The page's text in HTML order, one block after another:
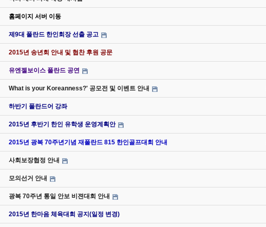
홈페이지 서버 이동
제9대 폴란드 한인회장 선출 공고
2015년 송년회 안내 및 협찬 후원 공문
유엔젤보이스 폴란드 공연
What is your Koreanness?' 공모전 및 이벤트 안내
하반기 폴란드어 강좌
2015년 후반기 한인 유학생 운영계획안
2015년 광복 70주년기념 재폴란드 815 한인골프대회 안내
사회보장협정 안내
모의선거 안내
광복 70주년 통일 안보 비젼대회 안내
2015년 한마음 체육대회 공지(일정 변경)